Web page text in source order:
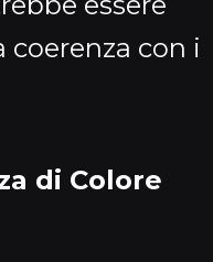
con i
di Colore